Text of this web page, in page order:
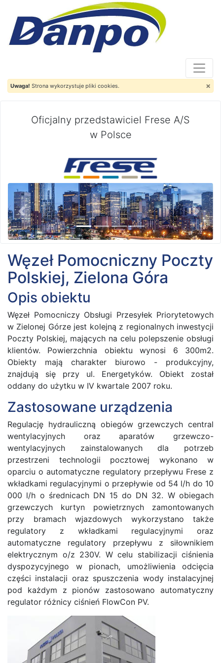
Uwaga! Strona wykorzystuje pliki cookies. ×
Oficjalny przedstawiciel Frese A/S
w Polsce
Previous Next
Węzeł Pomocniczny Poczty
Polskiej, Zielona Góra
Opis obiektu
Węzeł Pomocniczy Obsługi Przesyłek Priorytetowych
w Zielonej Górze jest kolejną z regionalnych inwestycji
Poczty Polskiej, mających na celu polepszenie obsługi
klientów. Powierzchnia obiektu wynosi 6 300m2.
Obiekty mają charakter biurowo - produkcyjny,
znajdują się przy ul. Energetyków. Obiekt został
oddany do użytku w IV kwartale 2007 roku.
Zastosowane urządzenia
Regulację hydrauliczną obiegów grzewczych central
wentylacyjnych oraz aparatów grzewczo-
wentylacyjnych zainstalowanych dla potrzeb
przestrzeni technologii pocztowej wykonano w
oparciu o automatyczne regulatory przepływu Frese z
wkładkami regulacyjnymi o przepływie od 54 l/h do 10
000 l/h o średnicach DN 15 do DN 32. W obiegach
grzewczych kurtyn powietrznych zamontowanych
przy bramach wjazdowych wykorzystano także
regulatory z wkładkami regulacyjnymi oraz
automatyczne regulatory przepływu z siłownikiem
elektrycznym o/z 230V. W celu stabilizacji ciśnienia
dyspozycyjnego w pionach, umożliwienia odcięcia
części instalacji oraz spuszczenia wody instalacyjnej
pod każdym z pionów zastosowano automatyczny
regulator różnicy ciśnień FlowCon PV.